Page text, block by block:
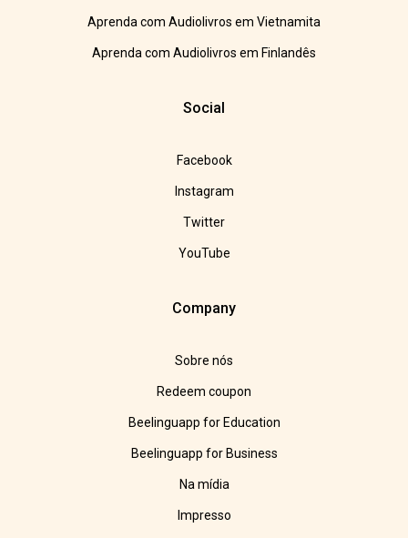
Aprenda com Audiolivros em Vietnamita
Aprenda com Audiolivros em Finlandês
Social
Facebook
Instagram
Twitter
YouTube
Company
Sobre nós
Redeem coupon
Beelinguapp for Education
Beelinguapp for Business
Na mídia
Impresso